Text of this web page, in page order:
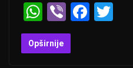
W
h
at
Vi
b
er
F
Opširnije